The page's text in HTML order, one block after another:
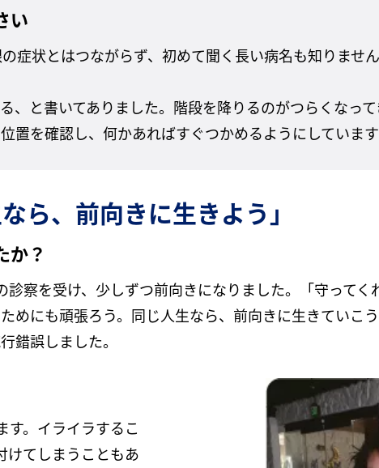
い
症状とはつながらず、初めて聞く長い病名も知りませ
、と書いてありました。階段を降りるのがつらくなっ
置を確認し、何かあればすぐつかめるようにしています
ら、前向きに生きよう」
か？
察を受け、少しずつ前向きになりました。「守ってく
にも頑張ろう。同じ人生なら、前向きに生きていこう
錯誤しました。
す。イライラするこ
けてしまうこともあ